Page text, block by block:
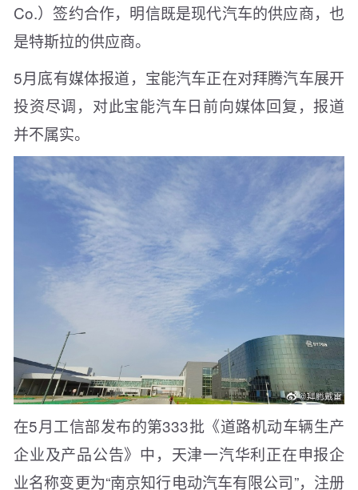
Co.）签约合作，明信既是现代汽车的供应商，也
是特斯拉的供应商。
5月底有媒体报道，宝能汽车正在对拜腾汽车展开
投资尽调，对此宝能汽车日前向媒体回复，报道
并不属实。
在5月工信部发布的第333批《道路机动车辆生产
企业及产品公告》中，天津一汽华利正在申报企
业名称变更为“南京知行电动汽车有限公司”，注册